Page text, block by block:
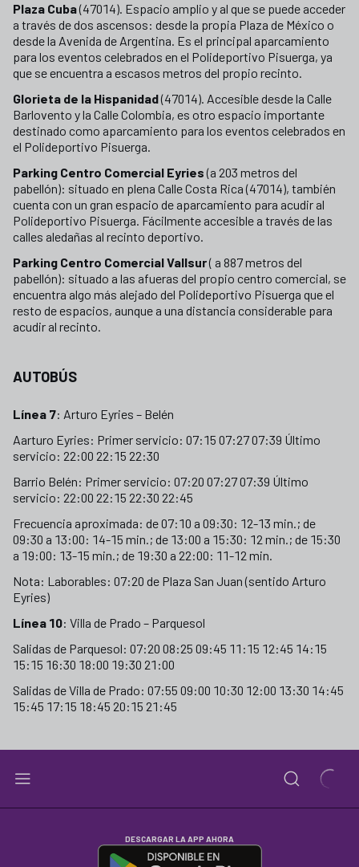
Plaza Cuba(47014). Espacio amplio y al que se puede acceder
a través de dos ascensos: desde la propia Plaza de México o
desde la Avenida de Argentina. Es el principal aparcamiento
para los eventos celebrados en el Polideportivo Pisuerga, ya
que se encuentra a escasos metros del propio recinto.
Glorieta de la Hispanidad(47014). Accesible desde la Calle
Barlovento y la Calle Colombia, es otro espacio importante
destinado como aparcamiento para los eventos celebrados en
el Polideportivo Pisuerga.
Parking Centro Comercial Eyries (a 203 metros del
pabellón): situado en plena Calle Costa Rica (47014), también
cuenta con un gran espacio de aparcamiento para acudir al
Polideportivo Pisuerga. Fácilmente accesible a través de las
calles aledañas al recinto deportivo.
Parking Centro Comercial Vallsur( a 887 metros del
pabellón): situado a las afueras del propio centro comercial, se
encuentra algo más alejado del Polideportivo Pisuerga que el
resto de espacios, aunque a una distancia considerable para
acudir al recinto.
AUTOBÚS
Línea 7: Arturo Eyries – Belén
Aarturo Eyries: Primer servicio: 07:15 07:27 07:39 Último
servicio: 22:00 22:15 22:30
Barrio Belén: Primer servicio: 07:20 07:27 07:39 Último
servicio: 22:00 22:15 22:30 22:45
Frecuencia aproximada: de 07:10 a 09:30: 12-13 min.; de
09:30 a 13:00: 14-15 min.; de 13:00 a 15:30: 12 min.; de 15:30
a 19:00: 13-15 min.; de 19:30 a 22:00: 11-12 min.
Nota: Laborables: 07:20 de Plaza San Juan (sentido Arturo
Eyries)
Línea 10: Villa de Prado – Parquesol
Salidas de Parquesol: 07:20 08:25 09:45 11:15 12:45 14:15
15:15 16:30 18:00 19:30 21:00
Salidas de Villa de Prado: 07:55 09:00 10:30 12:00 13:30 14:45
15:45 17:15 18:45 20:15 21:45
DESCARGAR LA APP AHORA